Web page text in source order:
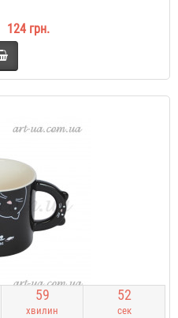
124 грн.
59
хвилин
51
сек